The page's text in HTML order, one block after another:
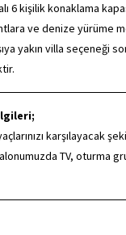
6 kişilik konaklama
ve denize yürüme
yakın villa seçeneği
karşılayacak
TV, oturma